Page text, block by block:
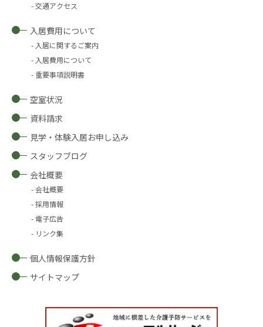
交通アクセス
入居費用について
入居に関するご案内
入居費用について
重要事項説明書
空室状況
資料請求
見学・体験入居お申し込み
スタッフブログ
会社概要
会社概要
採用情報
電子広告
リンク集
個人情報保護方針
サイトマップ